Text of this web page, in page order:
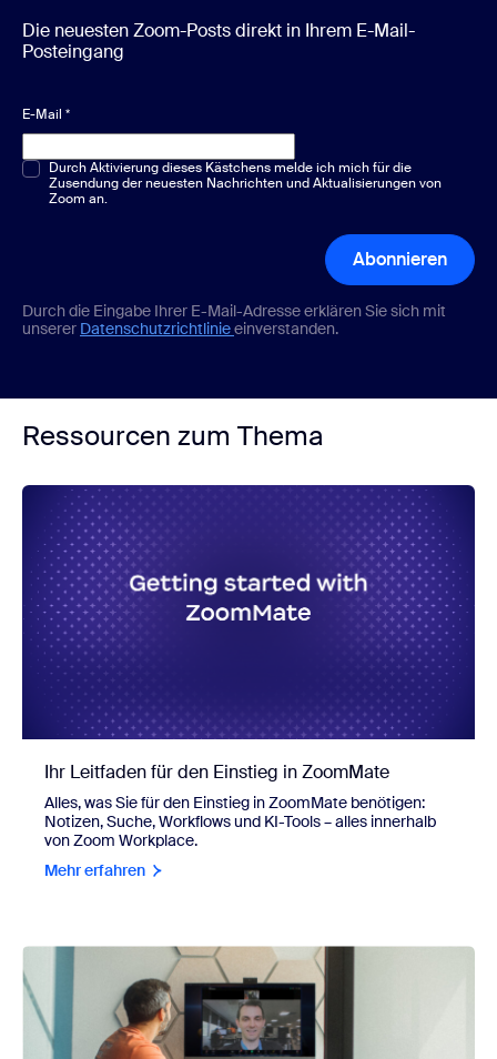
Die neuesten Zoom-Posts direkt in Ihrem E-Mail-
Posteingang
E-Mail *
Multiple-Choice oder Single-Choice*
Durch Aktivierung dieses Kästchens melde ich mich für die
Zusendung der neuesten Nachrichten und Aktualisierungen von
Zoom an.
Abonnieren
Durch die Eingabe Ihrer E-Mail-Adresse erklären Sie sich mit
unserer Datenschutzrichtlinieeinverstanden.
Ressourcen zum Thema
Ihr Leitfaden für den Einstieg in ZoomMate
Alles, was Sie für den Einstieg in ZoomMate benötigen:
Notizen, Suche, Workflows und KI-Tools – alles innerhalb
von Zoom Workplace.
Mehr erfahren